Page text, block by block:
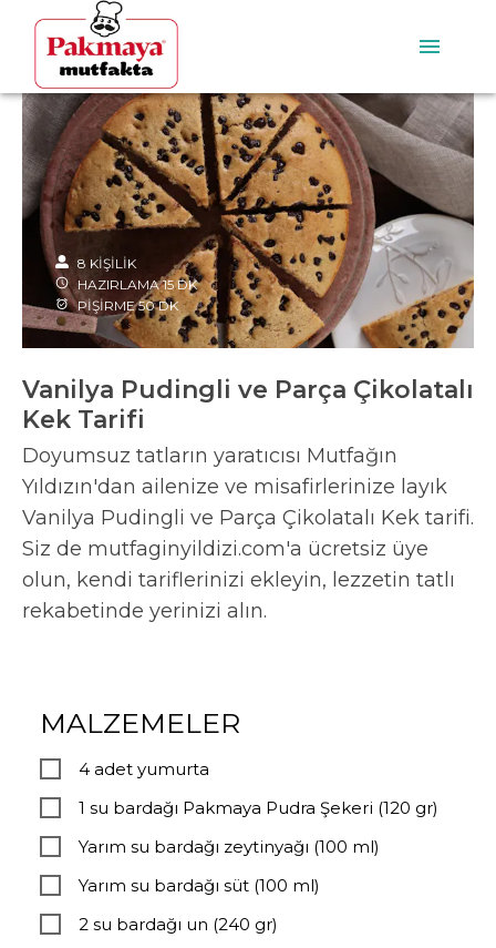
8 KİŞİLİK
HAZIRLAMA 15 DK
PİŞİRME 50 DK
Vanilya Pudingli ve Parça Çikolatalı
Kek Tarifi
Doyumsuz tatların yaratıcısı Mutfağın
Yıldızın'dan ailenize ve misafirlerinize layık
Vanilya Pudingli ve Parça Çikolatalı Kek tarifi.
Siz de mutfaginyildizi.com'a ücretsiz üye
olun, kendi tariflerinizi ekleyin, lezzetin tatlı
rekabetinde yerinizi alın.
MALZEMELER
4 adet yumurta
1 su bardağı Pakmaya Pudra Şekeri (120 gr)
Yarım su bardağı zeytinyağı (100 ml)
Yarım su bardağı süt (100 ml)
2 su bardağı un (240 gr)